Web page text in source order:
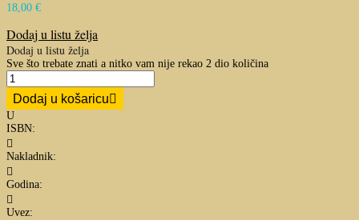
18,00 €
Dodaj u listu želja
Dodaj u listu želja
Sve što trebate znati a nitko vam nije rekao 2 dio količina
Dodaj u košaricu
U
ISBN:

Nakladnik:

Godina:

Uvez: